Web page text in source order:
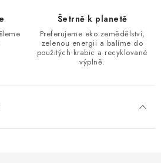
Šetrně k planetě
Preferujeme eko zemědělství,
zelenou energii a balíme do
použitých krabic a recyklované
výplně.